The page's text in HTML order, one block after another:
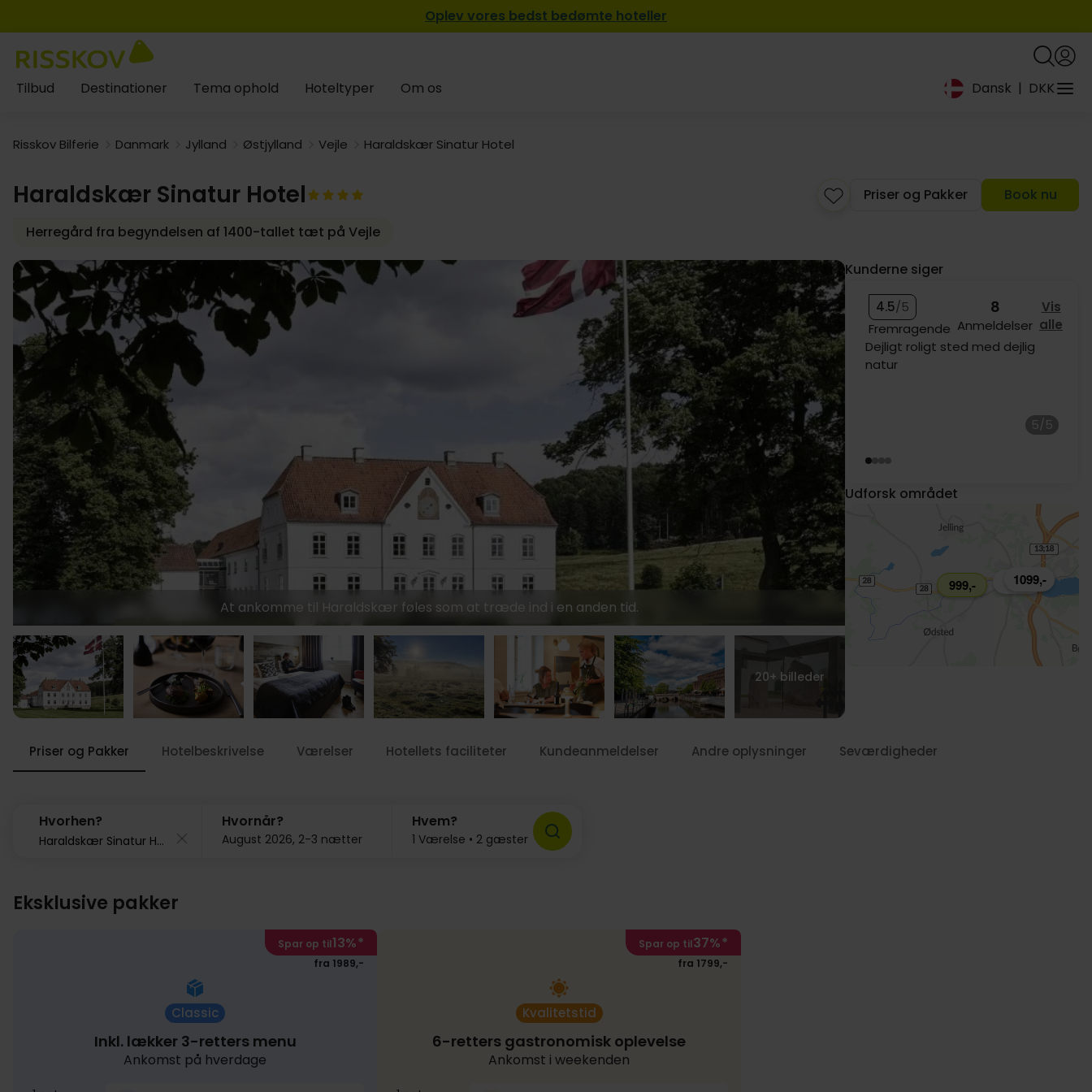
Oplev vores bedst bedømte hoteller
Tilbud Destinationer Tema ophold Hoteltyper Om os Dansk | DKK
Risskov Bilferie Danmark Jylland Østjylland Vejle Haraldskær Sinatur Hotel
Haraldskær Sinatur Hotel Priser og Pakker
Book nu
Herregård fra begyndelsen af 1400-tallet tæt på Vejle
At ankomme til Haraldskær føles som at træde ind i en anden tid.
20+ billeder
Kunderne siger
4.5/5
Fremragende
8
Anmeldelser
Vis
alle
Super ophold god servixe
5/5
Udforsk området
959,-
1099,-
599,-
699,- 969,-
1099,-
999,-
Priser og Pakker Hotelbeskrivelse Værelser Hotellets faciliteter Kundeanmeldelser Andre oplysninger Seværdigheder
Hvorhen? Hvornår?
August 2026, 2-3 nætter
Hvem?
1 Værelse • 2 gæster
Eksklusive pakker
Spar op til13%*
fra 1989,-
Classic
Inkl. lækker 3-retters menu
Ankomst på hverdage
Spar op til37%*
fra 1799,-
Kvalitetstid
6-retters gastronomisk oplevelse
Ankomst i weekenden